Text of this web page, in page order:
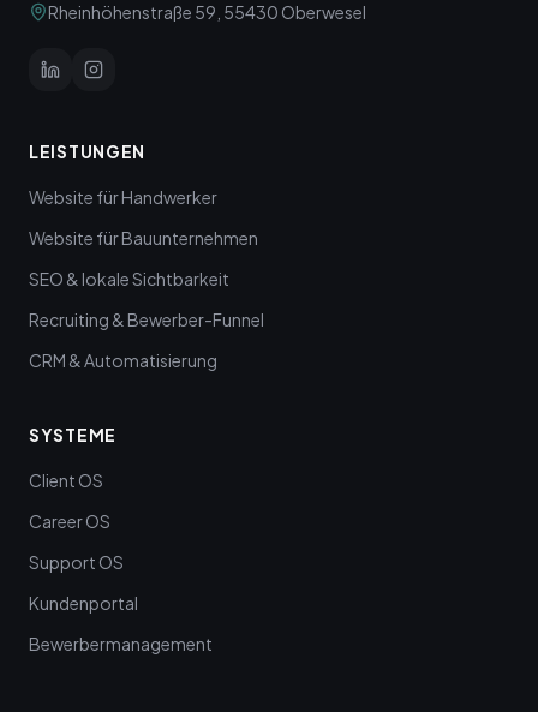
Rheinhöhenstraße 59, 55430 Oberwesel
LEISTUNGEN
Website für Handwerker
Website für Bauunternehmen
SEO & lokale Sichtbarkeit
Recruiting & Bewerber-Funnel
CRM & Automatisierung
SYSTEME
Client OS
Career OS
Support OS
Kundenportal
Bewerbermanagement